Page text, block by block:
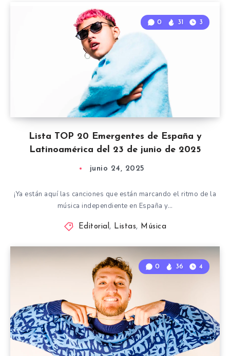
Lista TOP 20 Emergentes de España y
Latinoamérica del 23 de junio de 2025
0 31 3
junio 24, 2025
¡Ya están aquí las canciones que están marcando el ritmo de la
música independiente en España y…
Editorial, Listas, Música
0 36 4